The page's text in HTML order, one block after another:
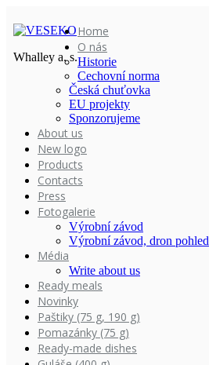
Whalley a. s.
Home
O nás
Historie
Cechovní norma
Česká chuťovka
EU projekty
Sponzorujeme
About us
New logo
Products
Contacts
Press
Fotogalerie
Výrobní závod
Výrobní závod, dron pohled
Média
Write about us
Ready meals
Novinky
Paštiky (75 g, 190 g)
Pomazánky (75 g)
Ready-made dishes